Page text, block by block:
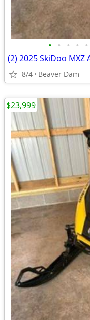
• • • • •
8/4 Beaver Dam
$23,999